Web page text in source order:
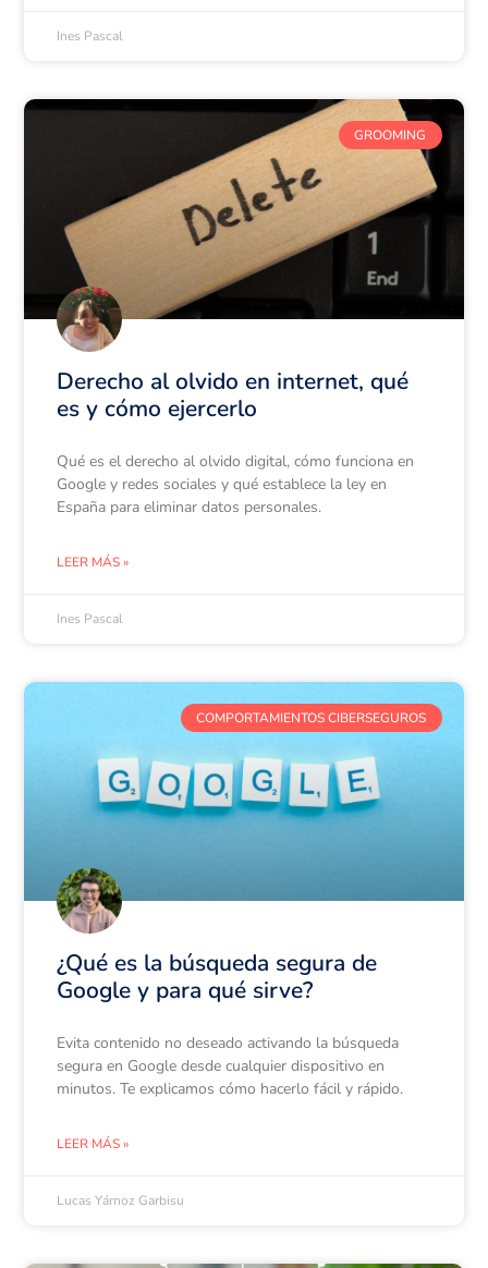
Ines Pascal
GROOMING
Derecho al olvido en internet, qué
es y cómo ejercerlo
Qué es el derecho al olvido digital, cómo funciona en
Google y redes sociales y qué establece la ley en
España para eliminar datos personales.
LEER MÁS »
Ines Pascal
COMPORTAMIENTOS CIBERSEGUROS
¿Qué es la búsqueda segura de
Google y para qué sirve?
Evita contenido no deseado activando la búsqueda
segura en Google desde cualquier dispositivo en
minutos. Te explicamos cómo hacerlo fácil y rápido.
LEER MÁS »
Lucas Yárnoz Garbisu